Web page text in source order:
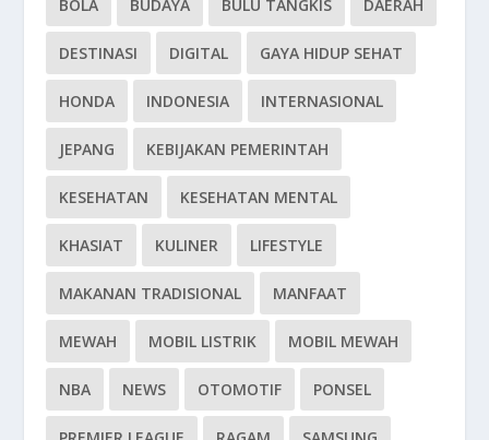
BOLA BUDAYA BULU TANGKIS DAERAH
DESTINASI DIGITAL GAYA HIDUP SEHAT
HONDA INDONESIA INTERNASIONAL
JEPANG KEBIJAKAN PEMERINTAH
KESEHATAN KESEHATAN MENTAL
KHASIAT KULINER LIFESTYLE
MAKANAN TRADISIONAL MANFAAT
MEWAH MOBIL LISTRIK MOBIL MEWAH
NBA NEWS OTOMOTIF PONSEL